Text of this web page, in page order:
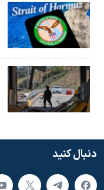
دنبال کنید